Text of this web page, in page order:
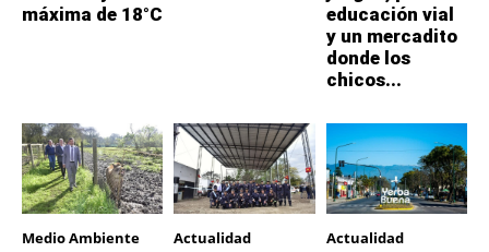
máxima de 18°C
educación vial
y un mercadito
donde los
chicos...
Medio Ambiente Actualidad Actualidad